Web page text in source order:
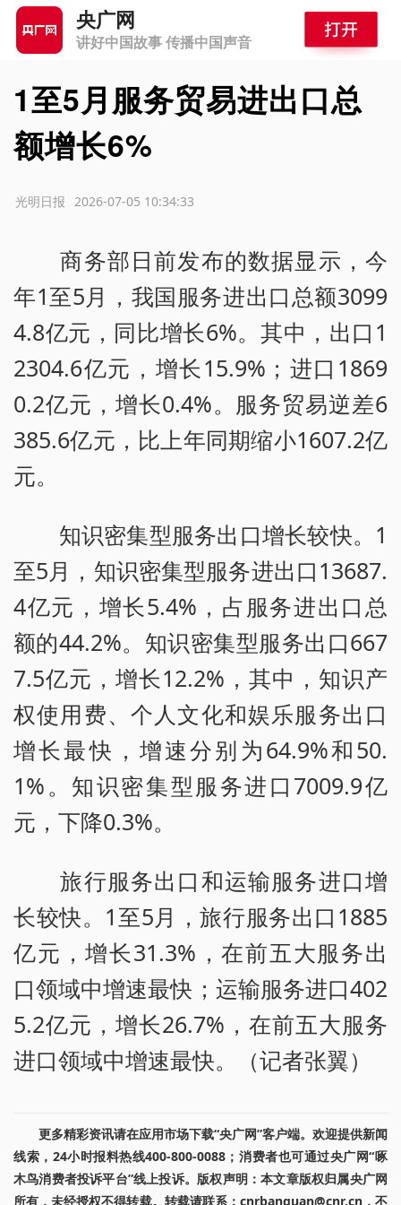
央广网
讲好中国故事 传播中国声音
1至5月服务贸易进出口总
额增长6%
2026-07-05 10:34:33
光明日报
商务部日前发布的数据显示，今
年1至5月，我国服务进出口总额3099
4.8亿元，同比增长6%。其中，出口1
2304.6亿元，增长15.9%；进口1869
0.2亿元，增长0.4%。服务贸易逆差6
385.6亿元，比上年同期缩小1607.2亿
元。
知识密集型服务出口增长较快。1
至5月，知识密集型服务进出口13687.
4亿元，增长5.4%，占服务进出口总
额的44.2%。知识密集型服务出口667
7.5亿元，增长12.2%，其中，知识产
权使用费、个人文化和娱乐服务出口
增长最快，增速分别为64.9%和50.
1%。知识密集型服务进口7009.9亿
元，下降0.3%。
旅行服务出口和运输服务进口增
长较快。1至5月，旅行服务出口1885
亿元，增长31.3%，在前五大服务出
口领域中增速最快；运输服务进口402
5.2亿元，增长26.7%，在前五大服务
进口领域中增速最快。（记者张翼）
更多精彩资讯请在应用市场下载“央广网”客户端。欢迎提供新闻
线索，24小时报料热线400-800-0088；消费者也可通过央广网“啄
木鸟消费者投诉平台”线上投诉。版权声明：本文章版权归属央广网
所有，未经授权不得转载。转载请联系：cnrbanquan@cnr.cn，不